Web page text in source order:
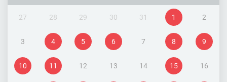
27 28 29 30 31 1 2
3 4 5 6 7 8 9
10 11 12 13 14 15 16